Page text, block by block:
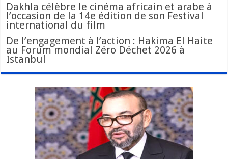
Dakhla célèbre le cinéma africain et arabe à
l’occasion de la 14e édition de son Festival
international du film
De l’engagement à l’action : Hakima El Haite
au Forum mondial Zéro Déchet 2026 à
Istanbul